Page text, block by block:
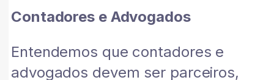
Contadores e Advogados
Entendemos que contadores e
advogados devem ser parceiros,